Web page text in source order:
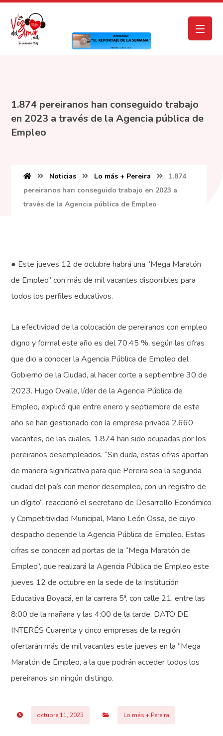
1.874 pereiranos han conseguido trabajo
en 2023 a través de la Agencia pública de
Empleo
Noticias Lo más + Pereira
1.874
pereiranos han conseguido trabajo en 2023 a
través de la Agencia pública de Empleo
● Este jueves 12 de octubre habrá una “Mega Maratón
de Empleo” con más de mil vacantes disponibles para
todos los perfiles educativos.
La efectividad de la colocación de pereiranos con empleo
digno y formal este año es del 70.45 %, según las cifras
que dio a conocer la Agencia Pública de Empleo del
Gobierno de la Ciudad, al hacer corte a septiembre 30 de
2023. Hugo Ovalle, líder de la Agencia Pública de
Empleo, explicó que entre enero y septiembre de este
año se han gestionado con la empresa privada 2.660
vacantes, de las cuales, 1.874 han sido ocupadas por los
pereiranos desempleados. “Sin duda, estas cifras aportan
de manera significativa para que Pereira sea la segunda
ciudad del país con menor desempleo, con un registro de
un dígito”, reaccionó el secretario de Desarrollo Económico
y Competitividad Municipal, Mario León Ossa, de cuyo
despacho depende la Agencia Pública de Empleo. Estas
cifras se conocen ad portas de la “Mega Maratón de
Empleo”, que realizará la Agencia Pública de Empleo este
jueves 12 de octubre en la sede de la Institución
Educativa Boyacá, en la carrera 5ª. con calle 21, entre las
8:00 de la mañana y las 4:00 de la tarde. DATO DE
INTERÉS Cuarenta y cinco empresas de la región
ofertarán más de mil vacantes este jueves en la “Mega
Maratón de Empleo, a la que podrán acceder todos los
pereiranos sin ningún distingo.
octubre 11, 2023 Lo más + Pereira